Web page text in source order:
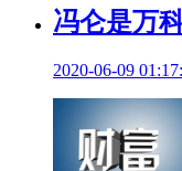
冯仑是万
2020-06-09